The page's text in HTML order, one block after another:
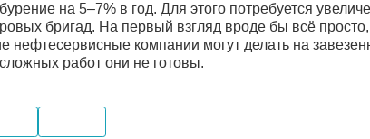
на 5–7% в год. Для этого потребуется
бригад. На первый взгляд вроде бы всё
нефтесервисные компании могут делать на
работ они не готовы.